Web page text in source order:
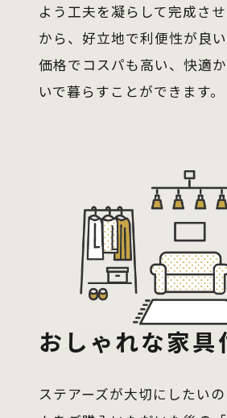
よう工夫を凝らして完成さ
から、好立地で利便性が良
価格でコスパも高い、快適
いで暮らすことができます。
おしゃれな家具
ステアーズが大切にしたい